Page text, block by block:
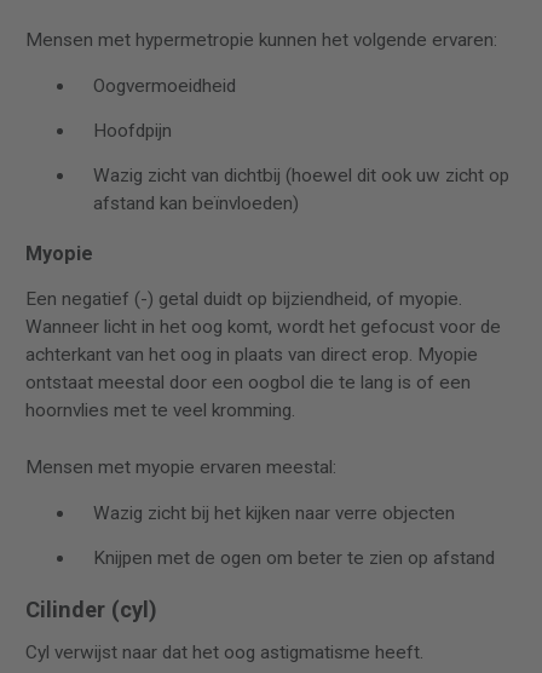
Mensen met hypermetropie kunnen het volgende ervaren:
Oogvermoeidheid
Hoofdpijn
Wazig zicht van dichtbij (hoewel dit ook uw zicht op
afstand kan beïnvloeden)
Myopie
Een negatief (-) getal duidt op bijziendheid, of myopie.
Wanneer licht in het oog komt, wordt het gefocust voor de
achterkant van het oog in plaats van direct erop. Myopie
ontstaat meestal door een oogbol die te lang is of een
hoornvlies met te veel kromming.
Mensen met myopie ervaren meestal:
Wazig zicht bij het kijken naar verre objecten
Knijpen met de ogen om beter te zien op afstand
Cilinder (cyl)
Cyl verwijst naar dat het oog astigmatisme heeft.